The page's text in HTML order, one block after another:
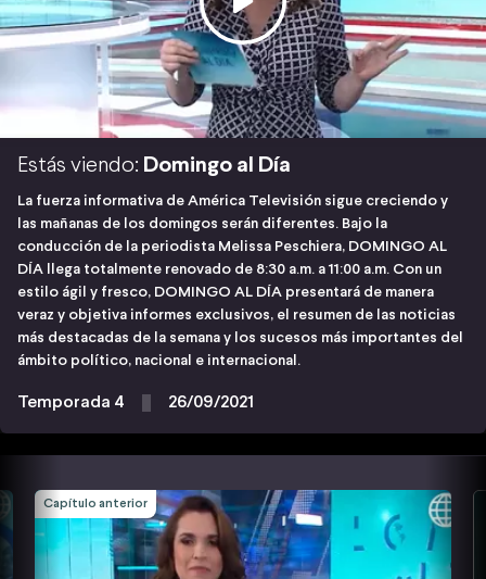
Estás viendo: Domingo al Día
La fuerza informativa de América Televisión sigue creciendo y
las mañanas de los domingos serán diferentes. Bajo la
conducción de la periodista Melissa Peschiera, DOMINGO AL
DÍA llega totalmente renovado de 8:30 a.m. a 11:00 a.m. Con un
estilo ágil y fresco, DOMINGO AL DÍA presentará de manera
veraz y objetiva informes exclusivos, el resumen de las noticias
más destacadas de la semana y los sucesos más importantes del
ámbito político, nacional e internacional.
Temporada 4 26/09/2021
Capítulo anterior